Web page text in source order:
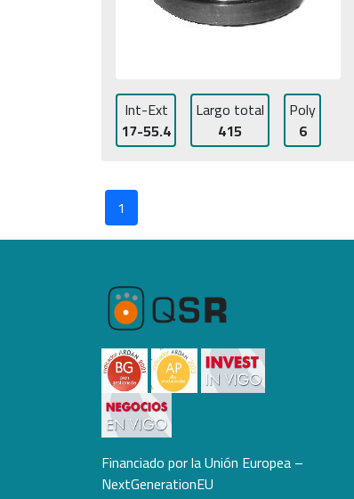
Int-Ext
17-55.4
Largo total
415
Poly
6
1
Financiado por la Unión Europea –
NextGenerationEU